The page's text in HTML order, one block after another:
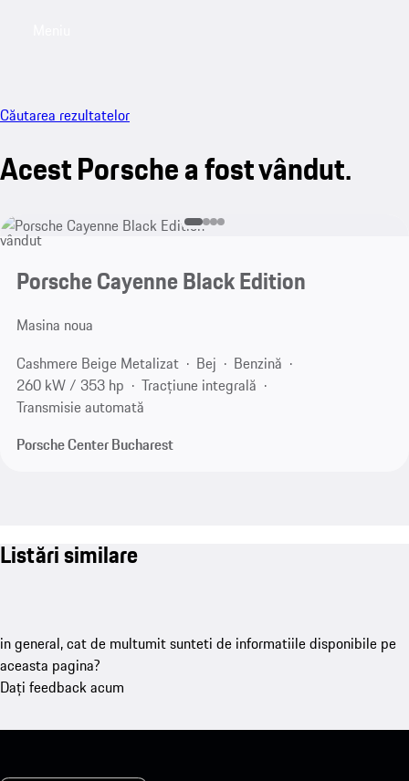
Căutarea rezultatelor
Acest Porsche a fost vândut.
vândut
Porsche Cayenne Black Edition
Masina noua
Cashmere Beige Metalizat
Bej
Benzină
260 kW / 353 hp
Tracțiune integrală
Transmisie automată
Porsche Center Bucharest
Listări similare
in general, cat de multumit sunteti de informatiile disponibile pe
aceasta pagina?
Dați feedback acum